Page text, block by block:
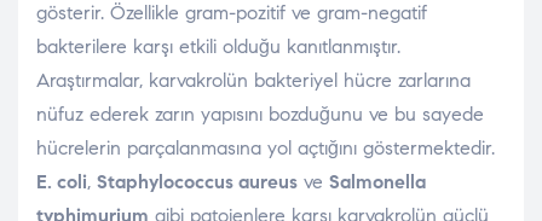
gösterir. Özellikle gram-pozitif ve gram-negatif
bakterilere karşı etkili olduğu kanıtlanmıştır.
Araştırmalar, karvakrolün bakteriyel hücre zarlarına
nüfuz ederek zarın yapısını bozduğunu ve bu sayede
hücrelerin parçalanmasına yol açtığını göstermektedir.
E. coli, Staphylococcus aureus ve Salmonella
typhimurium gibi patojenlere karşı karvakrolün güçlü